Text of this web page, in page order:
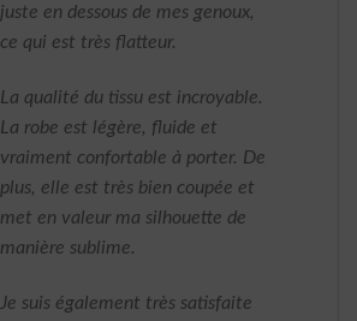
juste en dessous de mes genoux,
ce qui est très flatteur.
La qualité du tissu est incroyable.
La robe est légère, fluide et
vraiment confortable à porter. De
plus, elle est très bien coupée et
met en valeur ma silhouette de
manière sublime.
Je suis également très satisfaite